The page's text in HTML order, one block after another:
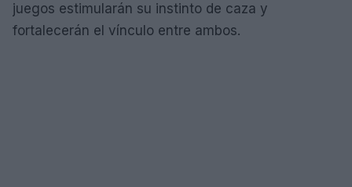
juegos estimularán su instinto de caza y
fortalecerán el vínculo entre ambos.